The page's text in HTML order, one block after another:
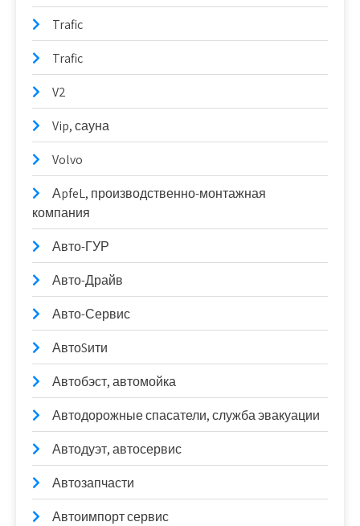
Trafic
Trafic
V2
Vip, сауна
Volvo
АpfeL, производственно-монтажная
компания
Авто-ГУР
Авто-Драйв
Авто-Сервис
АвтоSити
Автобэст, автомойка
Автодорожные спасатели, служба эвакуации
Автодуэт, автосервис
Автозапчасти
Автоимпорт сервис